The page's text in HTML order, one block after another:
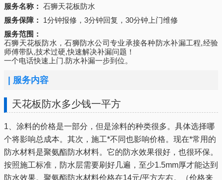
服务名称： 石狮天花板防水
服务保障：
1分钟报修，3分钟回复，30分钟上门维修
服务范围：
石狮天花板防水，石狮防水公司专业承接各种防水补漏工程,经验
师傅带队,技术过硬,快速解决补漏问题！
一个电话快速上门.防水补漏一步到位。
| 服务内容
天花板防水多少钱一平方
1、涂料的价格是一部分，但是涂料的种类很多。具体选择哪
个将影响总成本。其次，施工*不同也影响价格。现在*常用的
防水材料是聚氨酯防水材料。它的防水效果很好，也很环保。
按照施工标准，防水层需要刷好几遍，至少1.5mm厚才能达到
防水效果。聚氨酯防水材料价格在14元/平方左右。（价格来